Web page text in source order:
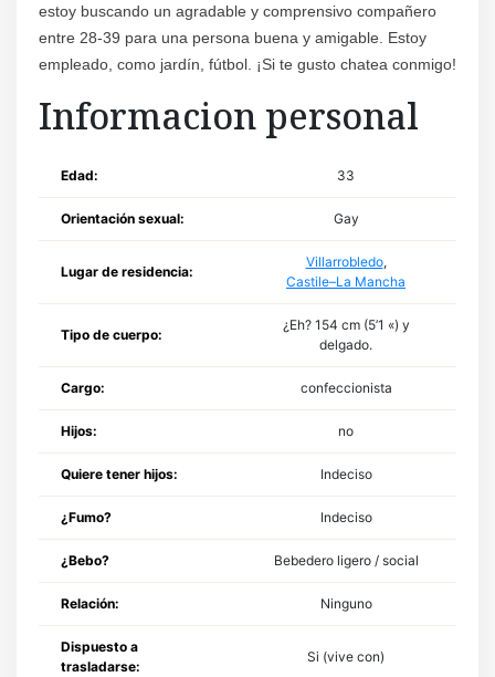
estoy buscando un agradable y comprensivo compañero
entre 28-39 para una persona buena y amigable. Estoy
empleado, como jardín, fútbol. ¡Si te gusto chatea conmigo!
Informacion personal
Edad: 33
Orientación sexual: Gay
Lugar de residencia:
Villarrobledo,
Castile–La Mancha
Tipo de cuerpo:
¿Eh? 154 cm (5’1 «) y
delgado.
Cargo: confeccionista
Hijos: no
Quiere tener hijos: Indeciso
¿Fumo? Indeciso
¿Bebo? Bebedero ligero / social
Relación: Ninguno
Dispuesto a
trasladarse:
Si (vive con)